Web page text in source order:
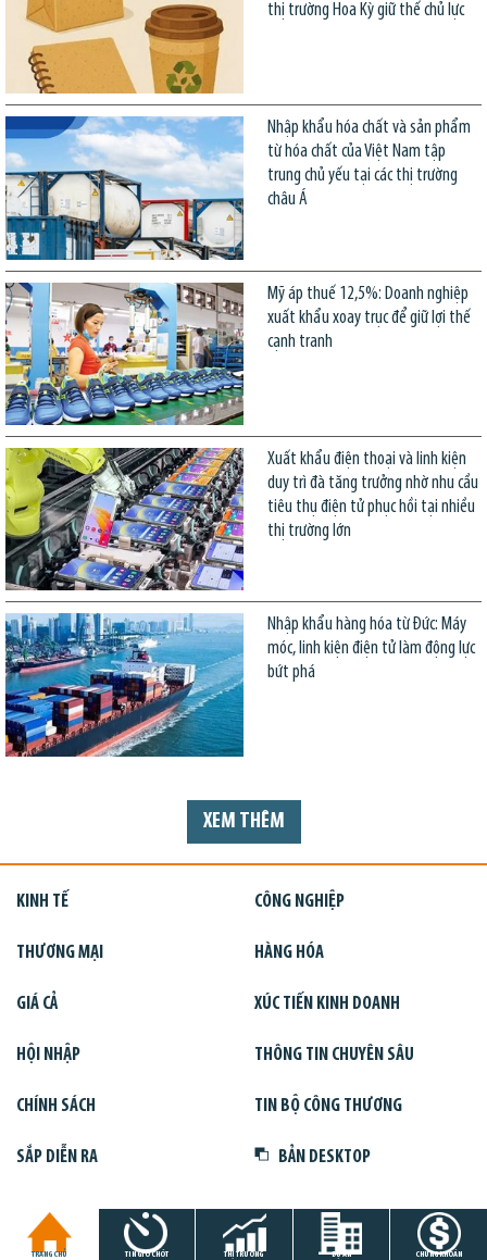
thị trường Hoa Kỳ giữ thế chủ lực
Nhập khẩu hóa chất và sản phẩm
từ hóa chất của Việt Nam tập
trung chủ yếu tại các thị trường
châu Á
Mỹ áp thuế 12,5%: Doanh nghiệp
xuất khẩu xoay trục để giữ lợi thế
cạnh tranh
Xuất khẩu điện thoại và linh kiện
duy trì đà tăng trưởng nhờ nhu cầu
tiêu thụ điện tử phục hồi tại nhiều
thị trường lớn
Nhập khẩu hàng hóa từ Đức: Máy
móc, linh kiện điện tử làm động lực
bứt phá
XEM THÊM
KINH TẾ CÔNG NGHIỆP
THƯƠNG MẠI HÀNG HÓA
GIÁ CẢ XÚC TIẾN KINH DOANH
HỘI NHẬP THÔNG TIN CHUYÊN SÂU
CHÍNH SÁCH TIN BỘ CÔNG THƯƠNG
SẮP DIỄN RA BẢN DESKTOP
TRANG CHỦ TIN GIỜ CHÓT THỊ TRƯỜNG DỰ ÁN CHỨNG KHOÁN